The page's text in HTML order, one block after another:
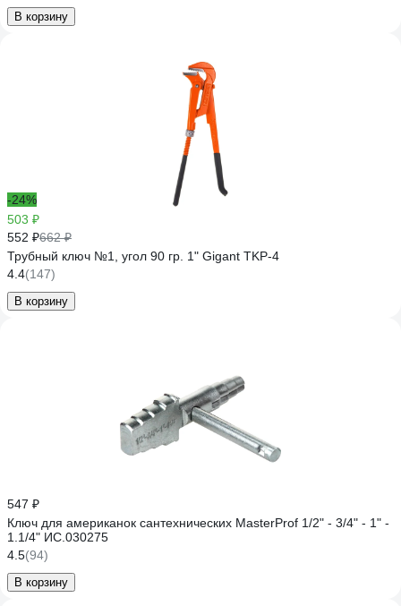
В корзину
-24%
503 ₽
552 ₽662 ₽
Трубный ключ №1, угол 90 гр. 1" Gigant TKP-4
4.4(147)
В корзину
547 ₽
Ключ для американок сантехнических MasterProf 1/2" - 3/4" - 1" -
1.1/4" ИС.030275
4.5(94)
В корзину